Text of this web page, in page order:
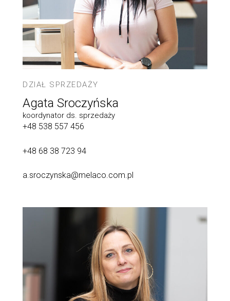
DZIAŁ SPRZEDAŻY
Agata Sroczyńska
koordynator ds. sprzedaży
+48 538 557 456
+48 68 38 723 94
a.sroczynska@melaco.com.pl